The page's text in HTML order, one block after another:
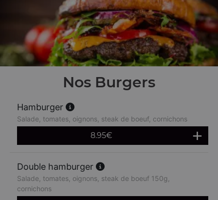
Nos Burgers
Hamburger
Salade, tomates, oignons, steak de boeuf, cornichons
8.95€
Double hamburger
Salade, tomates, oignons, steak de boeuf 150g,
cornichons